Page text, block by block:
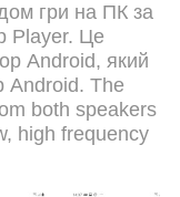
обмежень
та тривожних
найкращий
на
нашого
примірниками
більше
гри на ПК за
Player. Це
Android, який
Android. The
both speakers
high frequency